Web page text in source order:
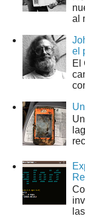
al
el
El